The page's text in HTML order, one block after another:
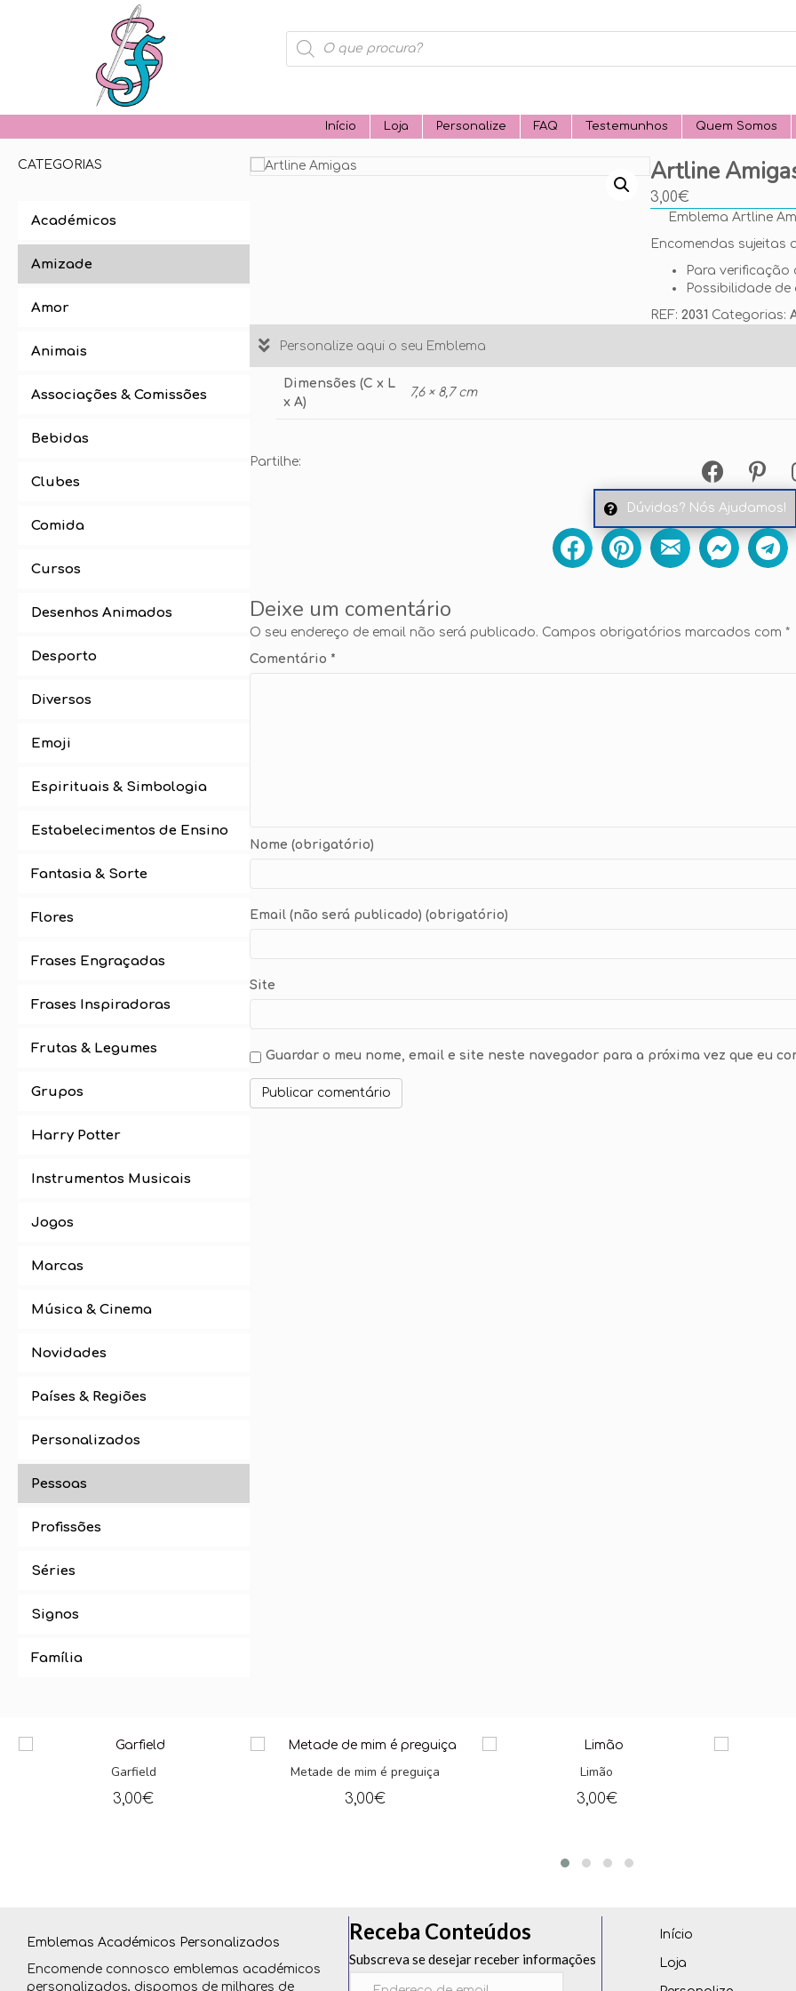
Products
search
Início Loja Personalize FAQ Testemunhos Quem Somos
CATEGORIAS
Académicos
Amizade
Amor
Animais
Associações & Comissões
Bebidas
Clubes
Comida
Cursos
Desenhos Animados
Desporto
Diversos
Emoji
Espirituais & Simbologia
Estabelecimentos de Ensino
Fantasia & Sorte
Flores
Frases Engraçadas
Frases Inspiradoras
Frutas & Legumes
Grupos
Harry Potter
Instrumentos Musicais
Jogos
Marcas
Música & Cinema
Novidades
Países & Regiões
Personalizados
Pessoas
Profissões
Séries
Signos
Família
Artline
3,00€
Emblema Artline
Encomendas sujeitas
Para verificação
Possibilidade
REF:2031 Categorias:
Personalize aqui o seu Emblema
Dimensões (C x L
x A)
7,6 × 8,7 cm
Partilhe:
Dúvidas? Nós Ajudamos!
Deixe um comentário
O seu endereço de email não será publicado. Campos obrigatórios marcados com *
Comentário *
Nome (obrigatório)
Email (não será publicado) (obrigatório)
Site
Guardar o meu nome, email e site neste navegador para a próxima vez que eu
Garfield Metade de mim é preguiça
Emblemas Académicos Personalizados
Encomende connosco emblemas académicos
personalizados, dispomos de milhares de
Receba Conteúdos
Subscreva se desejar receber informações
Início
Loja